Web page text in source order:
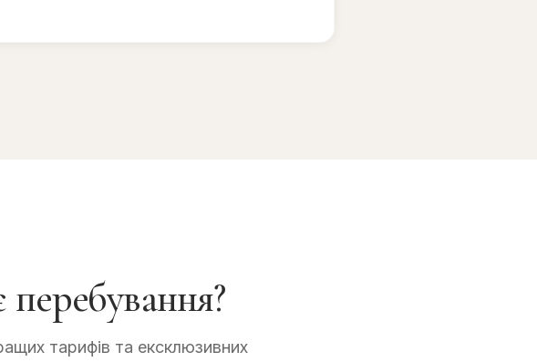
перебування?
тарифів та ексклюзивних